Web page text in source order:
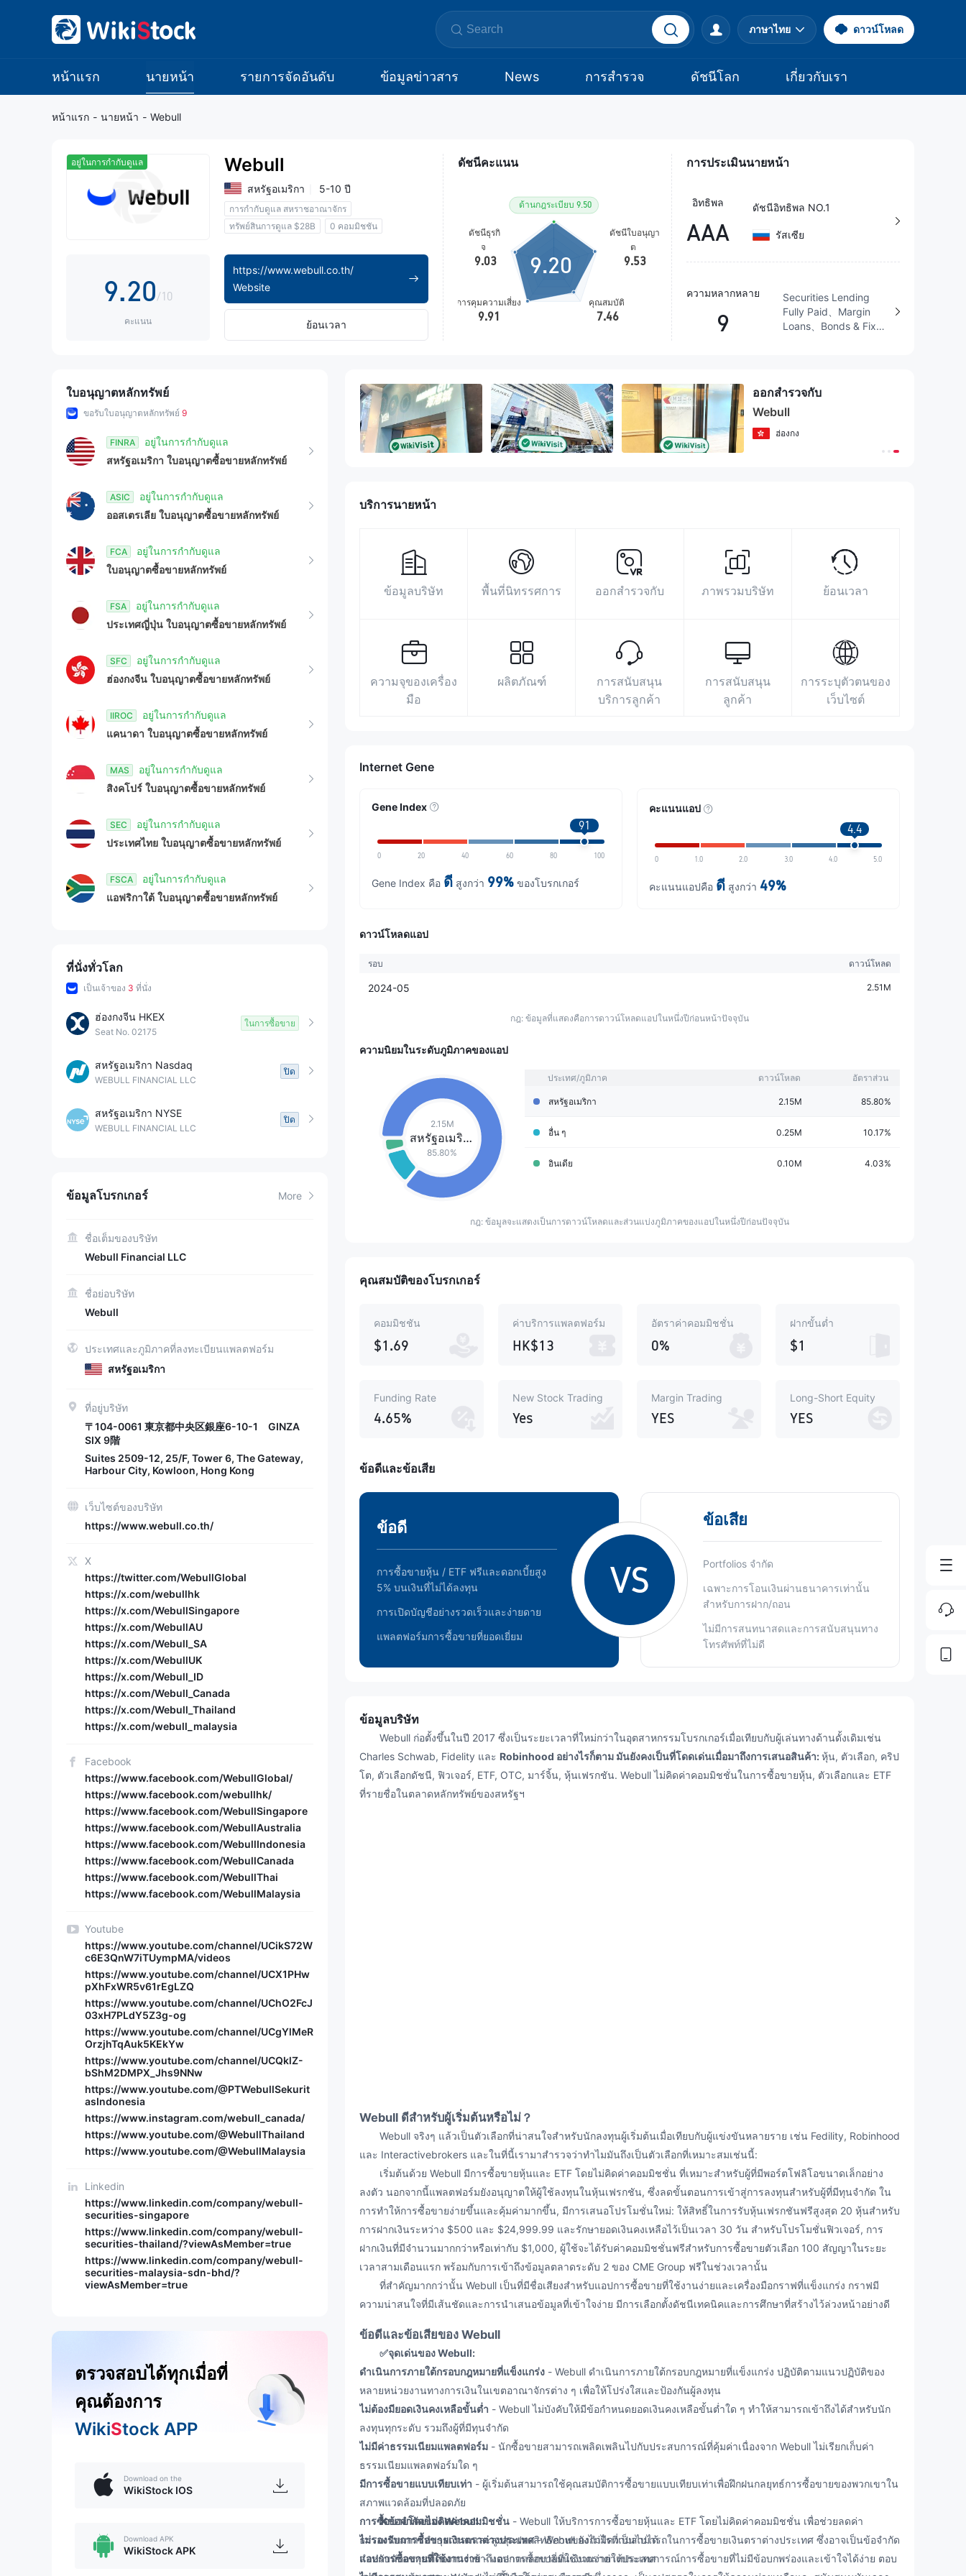
ภาษาไทย ดาวน์โหลด
หน้าแรก นายหน้า รายการจัดอันดับ ข้อมูลข่าวสาร News การสำรวจ ดัชนีโลก เกี่ยวกับเรา
หน้าแรก - นายหน้า - Webull
อยู่ในการกำกับดูแล
1
2
4
5
6
9.2
3
5
6
7
8
0
1
3
4
5
6
8
9
/10
คะแนน
Webull
สหรัฐอเมริกา 5-10 ปี
การกำกับดูแล สหราชอาณาจักร
ทรัพย์สินการดูแล $28B
0 คอมมิชชัน
https://www.webull.co.th/
Website
ย้อนเวลา
ดัชนีคะแนน
9.20
การประเมินนายหน้า
อิทธิพล
AAA
ดัชนีอิทธิพล NO.1
รัสเซีย
ความหลากหลาย
9
Securities Lending
Fully Paid、Margin
Loans、Bonds & Fixed
Mutual Funds
เหนือกว่า92.82% โบรกเกอร์
พื้นที่นิทรรศการ
https://twitter.com/WebullGlobal
https://www.linkedin.com/company/webull-
securities-singapore
ใบอนุญาตหลักทรัพย์
ขอรับใบอนุญาตหลักทรัพย์ 9
FINRA
อยู่ในการกำกับดูแล
สหรัฐอเมริกา ใบอนุญาตซื้อขายหลักทรัพย์
ASIC
อยู่ในการกำกับดูแล
ออสเตรเลีย ใบอนุญาตซื้อขายหลักทรัพย์
FCA
อยู่ในการกำกับดูแล
ใบอนุญาตซื้อขายหลักทรัพย์
FSA
อยู่ในการกำกับดูแล
ประเทศญี่ปุ่น ใบอนุญาตซื้อขายหลักทรัพย์
SFC
อยู่ในการกำกับดูแล
ฮ่องกงจีน ใบอนุญาตซื้อขายหลักทรัพย์
IIROC
อยู่ในการกำกับดูแล
แคนาดา ใบอนุญาตซื้อขายหลักทรัพย์
MAS
อยู่ในการกำกับดูแล
สิงคโปร์ ใบอนุญาตซื้อขายหลักทรัพย์
SEC
อยู่ในการกำกับดูแล
ประเทศไทย ใบอนุญาตซื้อขายหลักทรัพย์
FSCA
อยู่ในการกำกับดูแล
แอฟริกาใต้ ใบอนุญาตซื้อขายหลักทรัพย์
ที่นั่งทั่วโลก
เป็นเจ้าของ 3 ที่นั่ง
ฮ่องกงจีน HKEX
Seat No. 02175
ในการซื้อขาย
สหรัฐอเมริกา Nasdaq
WEBULL FINANCIAL LLC
ปิด
สหรัฐอเมริกา NYSE
WEBULL FINANCIAL LLC
ปิด
ข้อมูลโบรกเกอร์ More
ชื่อเต็มของบริษัท
Webull Financial LLC
ชื่อย่อบริษัท
Webull
ประเทศและภูมิภาคที่ลงทะเบียนแพลตฟอร์ม
สหรัฐอเมริกา
ที่อยู่บริษัท
〒104-0061 東京都中央区銀座6-10-1 GINZA
SIX 9階​
Suites 2509-12, 25/F, Tower 6, The Gateway,
Harbour City, Kowloon, Hong Kong
เว็บไซต์ของบริษัท
https://www.webull.co.th/
X
https://twitter.com/WebullGlobal
https://x.com/webullhk
https://x.com/WebullSingapore
https://x.com/WebullAU
https://x.com/Webull_SA
https://x.com/WebullUK
https://x.com/Webull_ID
https://x.com/Webull_Canada
https://x.com/Webull_Thailand
https://x.com/webull_malaysia
Facebook
https://www.facebook.com/WebullGlobal/
https://www.facebook.com/webullhk/
https://www.facebook.com/WebullSingapore
https://www.facebook.com/WebullAustralia
https://www.facebook.com/WebullIndonesia
https://www.facebook.com/WebullCanada
https://www.facebook.com/WebullThai
https://www.facebook.com/WebullMalaysia
Youtube
https://www.youtube.com/channel/UCikS72W
c6E3QnW7iTUympMA/videos
https://www.youtube.com/channel/UCX1PHw
pXhFxWR5v61rEgLZQ
https://www.youtube.com/channel/UChO2FcJ
03xH7PLdY5Z3g-og
https://www.youtube.com/channel/UCgYlMeR
OrzjhTqAuk5KEkYw
https://www.youtube.com/channel/UCQklZ-
bShM2DMPX_Jhs9NNw
https://www.youtube.com/@PTWebullSekurit
asIndonesia
https://www.instagram.com/webull_canada/
https://www.youtube.com/@WebullThailand
https://www.youtube.com/@WebullMalaysia
Linkedin
https://www.linkedin.com/company/webull-
securities-singapore
https://www.linkedin.com/company/webull-
securities-thailand/?viewAsMember=true
https://www.linkedin.com/company/webull-
securities-malaysia-sdn-bhd/?
viewAsMember=true
ตรวจสอบได้ทุกเมื่อที่
คุณต้องการ
WikiStock APP
Download on the
WikiStock IOS
Download APK
WikiStock APK
ออกสำรวจกับ
Webull
ฮ่องกง
บริการนายหน้า
ข้อมูลบริษัท พื้นที่นิทรรศการ ออกสำรวจกับ ภาพรวมบริษัท ย้อนเวลา
ความจุของเครื่อง
มือ
ผลิตภัณฑ์
การสนับสนุน
บริการลูกค้า
การสนับสนุน
ลูกค้า
การระบุตัวตนของ
เว็บไซต์
Internet Gene
Gene Index
91
0 20 40 60 80 100
Gene Index คือ ดี สูงกว่า 99% ของโบรกเกอร์
คะแนนแอป
4.4
0 1.0 2.0 3.0 4.0 5.0
คะแนนแอปคือ ดี สูงกว่า 49%
ดาวน์โหลดแอป
รอบ ดาวน์โหลด
2024-05 2.51M
กฎ: ข้อมูลที่แสดงคือการดาวน์โหลดแอปในหนึ่งปีก่อนหน้าปัจจุบัน
ความนิยมในระดับภูมิภาคของแอป
2.15M
สหรัฐอเมริกา
85.80%
ประเทศ/ภูมิภาค ดาวน์โหลด อัตราส่วน
สหรัฐอเมริกา 2.15M 85.80%
อื่น ๆ 0.25M 10.17%
อินเดีย 0.10M 4.03%
กฎ: ข้อมูลจะแสดงเป็นการดาวน์โหลดและส่วนแบ่งภูมิภาคของแอปในหนึ่งปีก่อนปัจจุบัน
คุณสมบัติของโบรกเกอร์
คอมมิชชัน
$1.69
ค่าบริการแพลตฟอร์ม
HK$13
อัตราค่าคอมมิชชั่น
0%
ฝากขั้นต่ำ
$1
Funding Rate
4.65%
New Stock Trading
Yes
Margin Trading
YES
Long-Short Equity
YES
ข้อดีและข้อเสีย
ข้อดี
การซื้อขายหุ้น / ETF ฟรีและดอกเบี้ยสูง
5% บนเงินที่ไม่ได้ลงทุน
การเปิดบัญชีอย่างรวดเร็วและง่ายดาย
แพลตฟอร์มการซื้อขายที่ยอดเยี่ยม
VS
ข้อเสีย
Portfolios จำกัด
เฉพาะการโอนเงินผ่านธนาคารเท่านั้น
สำหรับการฝาก/ถอน
ไม่มีการสนทนาสดและการสนับสนุนทาง
โทรศัพท์ที่ไม่ดี
ข้อมูลบริษัท
Webull ก่อตั้งขึ้นในปี 2017 ซึ่งเป็นระยะเวลาที่ใหม่กว่าในอุตสาหกรรมโบรกเกอร์เมื่อเทียบกับผู้เล่นทางด้านดั้งเดิมเช่น
Charles Schwab, Fidelity และ Robinhood อย่างไรก็ตาม มันยังคงเป็นที่โดดเด่นเมื่อมาถึงการเสนอสินค้า:หุ้น, ตัวเลือก, คริป
โต, ตัวเลือกดัชนี, ฟิวเจอร์, ETF, OTC, มาร์จิ้น, หุ้นเฟรกชัน. Webull ไม่คิดค่าคอมมิชชั่นในการซื้อขายหุ้น, ตัวเลือกและ ETF
ที่รายชื่อในตลาดหลักทรัพย์ของสหรัฐฯ
Webull ดีสำหรับผู้เริ่มต้นหรือไม่？
Webull จริงๆ แล้วเป็นตัวเลือกที่น่าสนใจสำหรับนักลงทุนผู้เริ่มต้นเมื่อเทียบกับผู้แข่งขันหลายราย เช่น Fedility, Robinhood
และ Interactivebrokers และในที่นี้เรามาสำรวจว่าทำไมมันถึงเป็นตัวเลือกที่เหมาะสมเช่นนี้:
เริ่มต้นด้วย Webull มีการซื้อขายหุ้นและ ETF โดยไม่คิดค่าคอมมิชชั่น ที่เหมาะสำหรับผู้ที่มีพอร์ตโฟลิโอขนาดเล็กอย่าง
ลงตัว นอกจากนี้แพลตฟอร์มยังอนุญาตให้ผู้ใช้ลงทุนในหุ้นเฟรกชัน, ซึ่งลดขั้นตอนการเข้าสู่การลงทุนสำหรับผู้ที่มีทุนจำกัด ใน
การทำให้การซื้อขายง่ายขึ้นและคุ้มค่ามากขึ้น, มีการเสนอโปรโมชั่นใหม่: ให้สิทธิ์ในการรับหุ้นเฟรกชันฟรีสูงสุด 20 หุ้นสำหรับ
การฝากเงินระหว่าง $500 และ $24,999.99 และรักษายอดเงินคงเหลือไว้เป็นเวลา 30 วัน สำหรับโปรโมชั่นฟิวเจอร์, การ
ฝากเงินที่มีจำนวนมากกว่าหรือเท่ากับ $1,000, ผู้ใช้จะได้รับค่าคอมมิชชั่นฟรีสำหรับการซื้อขายตัวเลือก 100 สัญญาในระยะ
เวลาสามเดือนแรก พร้อมกับการเข้าถึงข้อมูลตลาดระดับ 2 ของ CME Group ฟรีในช่วงเวลานั้น
ที่สำคัญมากกว่านั้น Webull เป็นที่มีชื่อเสียงสำหรับแอปการซื้อขายที่ใช้งานง่ายและเครื่องมือกราฟที่แข็งแกร่ง กราฟมี
ความน่าสนใจที่มีเส้นชัดและการนำเสนอข้อมูลที่เข้าใจง่าย มีการเลือกตั้งดัชนีเทคนิคและการศึกษาที่สร้างไว้ล่วงหน้าอย่างดี
ข้อดีและข้อเสียของ Webull
✅จุดเด่นของ Webull:
ดำเนินการภายใต้กรอบกฎหมายที่แข็งแกร่ง - Webull ดำเนินการภายใต้กรอบกฎหมายที่แข็งแกร่ง ปฏิบัติตามแนวปฏิบัติของ
หลายหน่วยงานทางการเงินในเขตอาณาจักรต่าง ๆ เพื่อให้โปร่งใสและป้องกันผู้ลงทุน
ไม่ต้องมียอดเงินคงเหลือขั้นต่ำ - Webull ไม่บังคับให้มีข้อกำหนดยอดเงินคงเหลือขั้นต่ำใด ๆ ทำให้สามารถเข้าถึงได้สำหรับนัก
ลงทุนทุกระดับ รวมถึงผู้ที่มีทุนจำกัด
ไม่มีค่าธรรมเนียมแพลตฟอร์ม - นักซื้อขายสามารถเพลิดเพลินไปกับประสบการณ์ที่คุ้มค่าเนื่องจาก Webull ไม่เรียกเก็บค่า
ธรรมเนียมแพลตฟอร์มใด ๆ
มีการซื้อขายแบบเทียบเท่า - ผู้เริ่มต้นสามารถใช้คุณสมบัติการซื้อขายแบบเทียบเท่าเพื่อฝึกฝนกลยุทธ์การซื้อขายของพวกเขาใน
สภาพแวดล้อมที่ปลอดภัย
การซื้อขายโดยไม่คิดค่าคอมมิชชั่น - Webull ให้บริการการซื้อขายหุ้นและ ETF โดยไม่คิดค่าคอมมิชชั่น เพื่อช่วยลดค่า
ธรรมเนียมการทำธุรกรรมและสูงสุดประสิทธิภาพของกำไรที่เป็นไปได้
แอปการซื้อขายที่ใช้งานง่าย- แอปการซื้อขายที่ใช้งานง่ายให้ประสบการณ์การซื้อขายที่ไม่มีข้อบกพร่องและเข้าใจได้ง่าย ตอบ
❌ข้อจำกัดของ Webull:
ไม่รองรับการซื้อขายเงินตราต่างประเทศ- Webull ยังไม่มีความสามารถในการซื้อขายเงินตราต่างประเทศ ซึ่งอาจเป็นข้อจำกัด
สำหรับนักลงทุนที่ต้องการเข้าถึงตลาดแลกเปลี่ยนเงินตราต่างประเทศ